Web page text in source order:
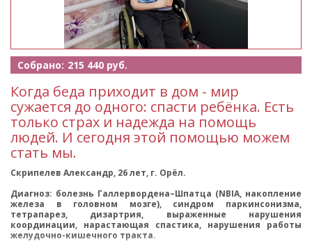
Собрано: 215 440 руб.
Когда беда приходит в дом - мир
сужается до одного: спасти ребёнка. Есть
только страх и надежда на помощь
людей. И сегодня этой помощью можем
стать мы.
Скрипелев Александр, 26 лет, г. Орёл.
Диагноз: болезнь Галлервордена–Шпатца (NBIA, накопление
железа в головном мозге), синдром паркинсонизма,
тетрапарез, дизартрия, выраженные нарушения
координации, нарастающая спастика, нарушения работы
желудочно-кишечного тракта.